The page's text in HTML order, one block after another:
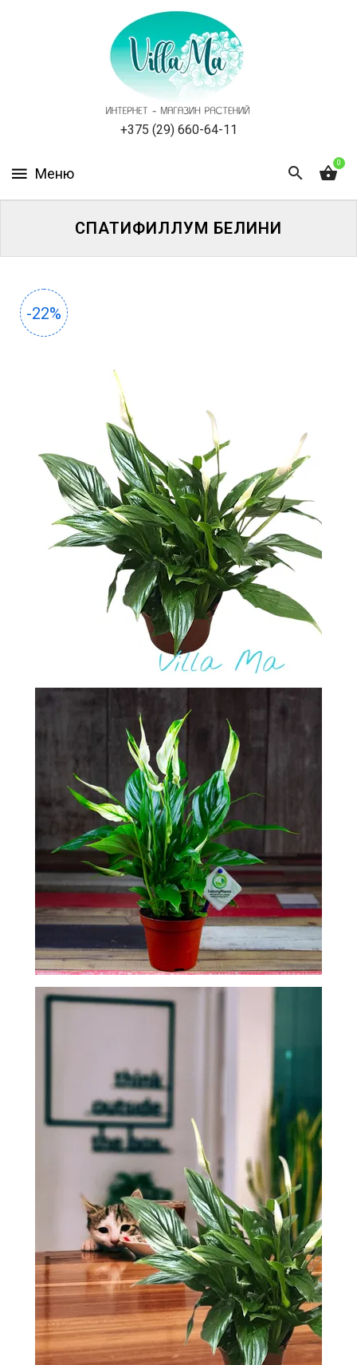
+375 (29) 660-64-11
0
НОВОСТИ,
АКЦИИ
УСЛУГИ
ВОЙТИ
ЗАБЫЛИ
СПАТИФИЛЛУМ БЕЛИНИ
-22%